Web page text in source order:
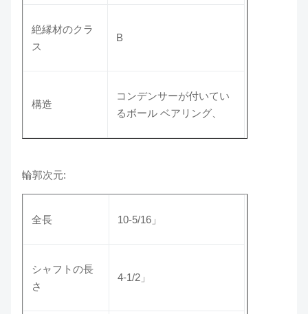
絶縁材のクラ
ス
B
構造
コンデンサーが付いてい
るボール ベアリング、
輪郭次元:
全長 10-5/16」
シャフトの長
さ
4-1/2」